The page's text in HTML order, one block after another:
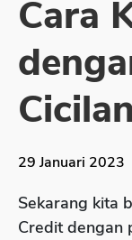
Sekuritas
Bank Digital
Crypto
Assets
Asuransi
Cara
29 Januari 2023
Sekarang kita
Credit dengan